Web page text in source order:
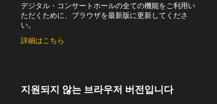
デジタル・コンサートホールの全ての機能をご利用い
ただくために、ブラウザを最新版に更新してくださ
い。
詳細はこちら
지원되지 않는 브라우저 버전입니다